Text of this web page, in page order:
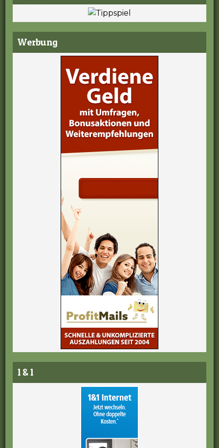
Werbung
1 & 1